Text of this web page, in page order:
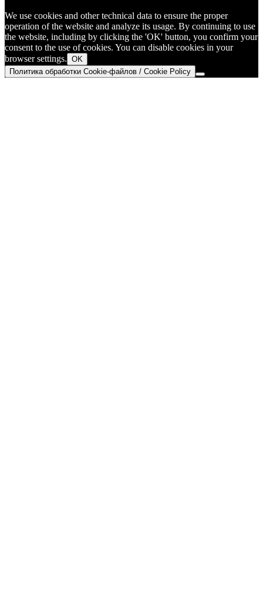
We use cookies and other technical data to ensure the proper
operation of the website and analyze its usage. By continuing to use
the website, including by clicking the 'OK' button, you confirm your
consent to the use of cookies. You can disable cookies in your
browser settings. OK
Политика обработки Cookie-файлов / Cookie Policy